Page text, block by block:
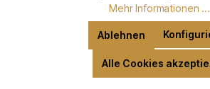
Mehr Informationen ...
Ablehnen
Alle Cookies